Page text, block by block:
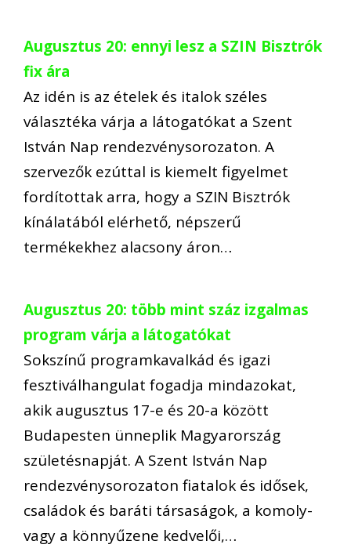
Augusztus 20: ennyi lesz a SZIN Bisztrók
fix ára
Az idén is az ételek és italok széles
választéka várja a látogatókat a Szent
István Nap rendezvénysorozaton. A
szervezők ezúttal is kiemelt figyelmet
fordítottak arra, hogy a SZIN Bisztrók
kínálatából elérhető, népszerű
termékekhez alacsony áron…
Augusztus 20: több mint száz izgalmas
program várja a látogatókat
Sokszínű programkavalkád és igazi
fesztiválhangulat fogadja mindazokat,
akik augusztus 17-e és 20-a között
Budapesten ünneplik Magyarország
születésnapját. A Szent István Nap
rendezvénysorozaton fiatalok és idősek,
családok és baráti társaságok, a komoly-
vagy a könnyűzene kedvelői,…